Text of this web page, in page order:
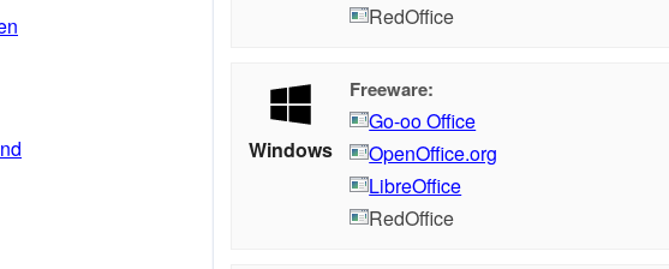
RedOffice
Windows
Freeware:
Go-oo Office
OpenOffice.org
LibreOffice
RedOffice